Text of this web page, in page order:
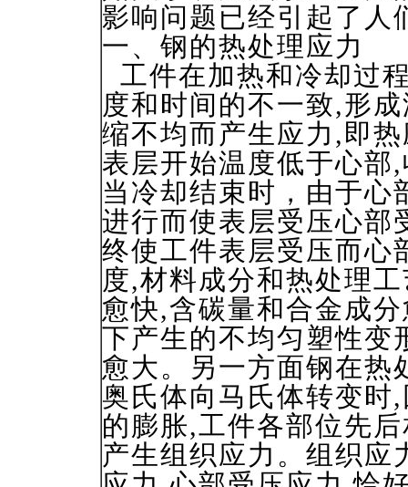
影响问题已经引起了人
一、钢的热处理应力
工件在加热和冷却过
度和时间的不一致,形
缩不均而产生应力,即
表层开始温度低于心部
当冷却结束时，由于心
进行而使表层受压心部
终使工件表层受压而心
度,材料成分和热处理
愈快,含碳量和合金成
下产生的不均匀塑性变
愈大。另一方面钢在热
奥氏体向马氏体转变时
的膨胀,工件各部位先
产生组织应力。组织应